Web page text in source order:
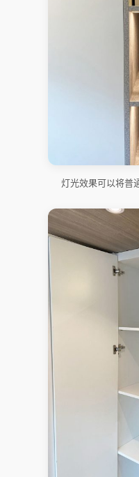
灯光效果可以将普